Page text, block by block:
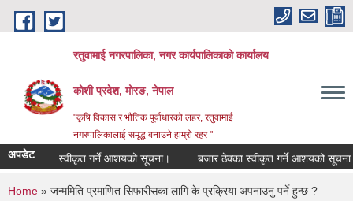
Skip to main content
रतुवामाई नगरपालिका, नगर कार्यपालिकाको कार्यालय
कोशी प्रदेश, मोरङ, नेपाल
"कृषि विकास र भौतिक पूर्वाधारको लहर, रतुवामाई
नगरपालिकालाई समृद्ध बनाउने हाम्रो रहर "
अपडेट
बोलपत्र स्वीकृत गर्ने आशयको सूचना। बजार ठेक्का स्वीकृत गर्ने आशयको सूचना।
You are here
Home » जन्ममिति प्रमाणित सिफारीसका लागि के प्रक्रिया अपनाउनु पर्ने हुन्छ ?